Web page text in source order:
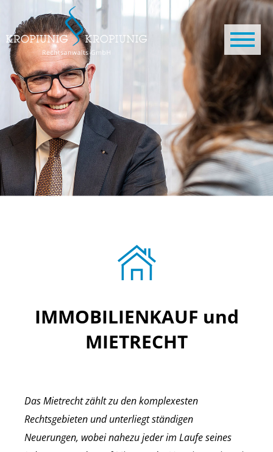
Direkt zum Inhalt
IMMOBILIENKAUF und
MIETRECHT
Das Mietrecht zählt zu den komplexesten
Rechtsgebieten und unterliegt ständigen
Neuerungen, wobei nahezu jeder im Laufe seines